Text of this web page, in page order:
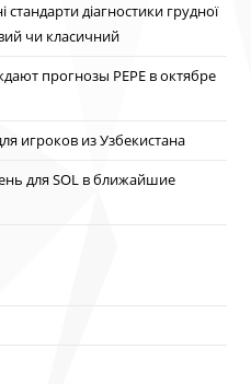
діагностики грудної
чи класичний
прогнозы PEPE в октябре
игроков из Узбекистана
для SOL в ближайшие